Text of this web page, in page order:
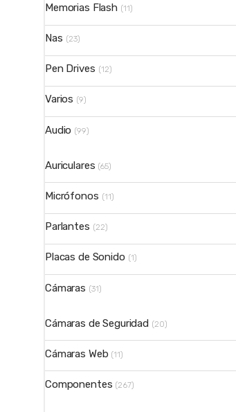
Memorias Flash (11)
Nas (23)
Pen Drives (12)
Varios (9)
Audio (99)
Auriculares (65)
Micrófonos (11)
Parlantes (22)
Placas de Sonido (1)
Cámaras (31)
Cámaras de Seguridad (20)
Cámaras Web (11)
Componentes (267)